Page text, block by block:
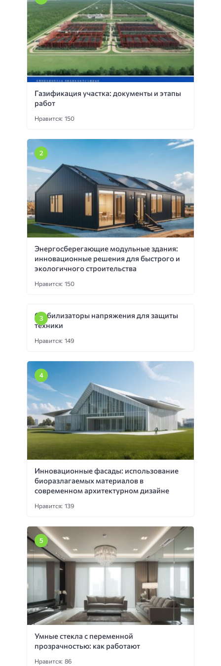
Газификация участка: документы и этапы
работ
Нравится: 150
Энергосберегающие модульные здания:
инновационные решения для быстрого и
экологичного строительства
Нравится: 150
Стабилизаторы напряжения для защиты
техники
Нравится: 149
Инновационные фасады: использование
биоразлагаемых материалов в
современном архитектурном дизайне
Нравится: 139
Умные стекла с переменной
прозрачностью: как работают
Нравится: 86